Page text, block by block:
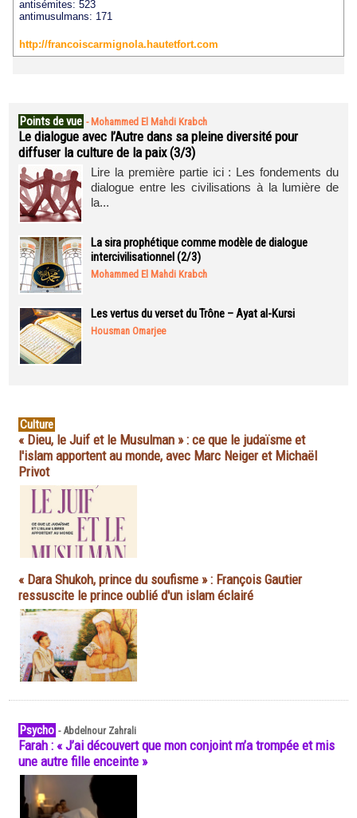
antisémites: 523
antimusulmans: 171
http://francoiscarmignola.hautetfort.com
Points de vue - Mohammed El Mahdi Krabch
Le dialogue avec l’Autre dans sa pleine diversité pour
diffuser la culture de la paix (3/3)
Lire la première partie ici : Les fondements du
dialogue entre les civilisations à la lumière de
la...
La sira prophétique comme modèle de dialogue
intercivilisationnel (2/3)
Mohammed El Mahdi Krabch
Les vertus du verset du Trône – Ayat al-Kursi
Housman Omarjee
Culture
« Dieu, le Juif et le Musulman » : ce que le judaïsme et
l'islam apportent au monde, avec Marc Neiger et Michaël
Privot
« Dara Shukoh, prince du soufisme » : François Gautier
ressuscite le prince oublié d'un islam éclairé
Psycho -Abdelnour Zahrali
Farah : « J’ai découvert que mon conjoint m’a trompée et mis
une autre fille enceinte »